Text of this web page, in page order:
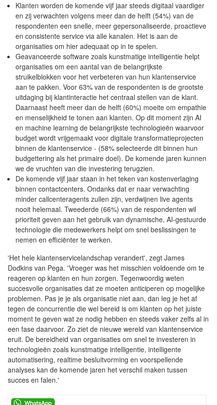
Klanten worden de komende vijf jaar steeds digitaal vaardiger
en zij verwachten volgens meer dan de helft (54%) van de
respondenten een snelle, meer gepersonaliseerde, proactieve
en consistente service via alle kanalen. Het is aan de
organisaties om hier adequaat op in te spelen.
Geavanceerde software zoals kunstmatige intelligentie helpt
organisaties om een aantal van de belangrijkste
struikelblokken voor het verbeteren van hun klantenservice
aan te pakken. Voor 63% van de respondenten is de grootste
uitdaging bij klantinteractie het centraal stellen van de klant.
Daarnaast heeft meer dan de helft (60%) moeite om empathie
en menselijkheid te tonen aan klanten. Op dit moment zijn AI
en machine learning de belangrijkste technologieën waarvoor
budget wordt vrijgemaakt voor digitale transformatieprojecten
binnen de klantenservice - (58% selecteerde dit binnen hun
budgettering als het primaire doel). De komende jaren kunnen
we de vruchten van die investering terugzien.
De komende vijf jaar staan in het teken van kostenverlaging
binnen contactcenters. Ondanks dat er naar verwachting
minder callcenteragents zullen zijn, verdwijnen live agents
nooit helemaal. Tweederde (66%) van de respondenten wil
prioriteit geven aan het gebruik van dynamische, AI-gestuurde
technologie die medewerkers helpt om snel beslissingen te
nemen en efficiënter te werken.
'Het hele klantenservicelandschap verandert', zegt James
Dodkins van Pega. 'Vroeger was het misschien voldoende om te
reageren op klanten en hun zorgen. Tegenwoordig weten
succesvolle organisaties dat ze moeten anticiperen op mogelijke
problemen. Pas je je als organisatie niet aan, dan leg je het af
tegen de concurrentie die wel bereid is om klanten op het juiste
moment te geven wat ze nodig hebben en steeds vaker zelfs al in
een fase daarvoor. Zo ziet de nieuwe wereld van klantenservice
eruit. De bereidheid van organisaties om snel te investeren in
technologieën zoals kunstmatige intelligentie, intelligente
automatisering, realtime besluitvorming en voorspellende
analyses kan de komende jaren het verschil maken tussen
succes en falen.'